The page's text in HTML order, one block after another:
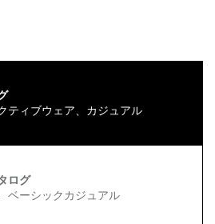
ティブウェア、カジュアル
ログ
ベーシックカジュアル